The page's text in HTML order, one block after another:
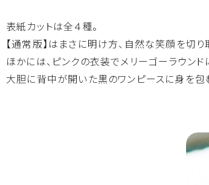
表紙カットは全４種。
【通常版】はまさに明け方、自然な笑顔を切り
ほかには、 ピンクの衣装でメリーゴーラウン
大胆に背中が開いた黒のワンピースに身を包